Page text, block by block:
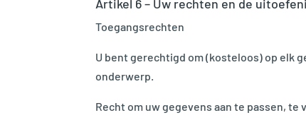
Artikel 6 – Uw rechten en de
Toegangsrechten
U bent gerechtigd om (kosteloos) op elk
onderwerp.
Recht om uw gegevens aan te passen,